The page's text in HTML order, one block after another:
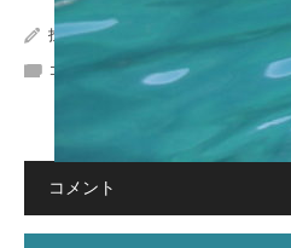
投稿者:Crystal Sea Marine
コメント:0
コメント